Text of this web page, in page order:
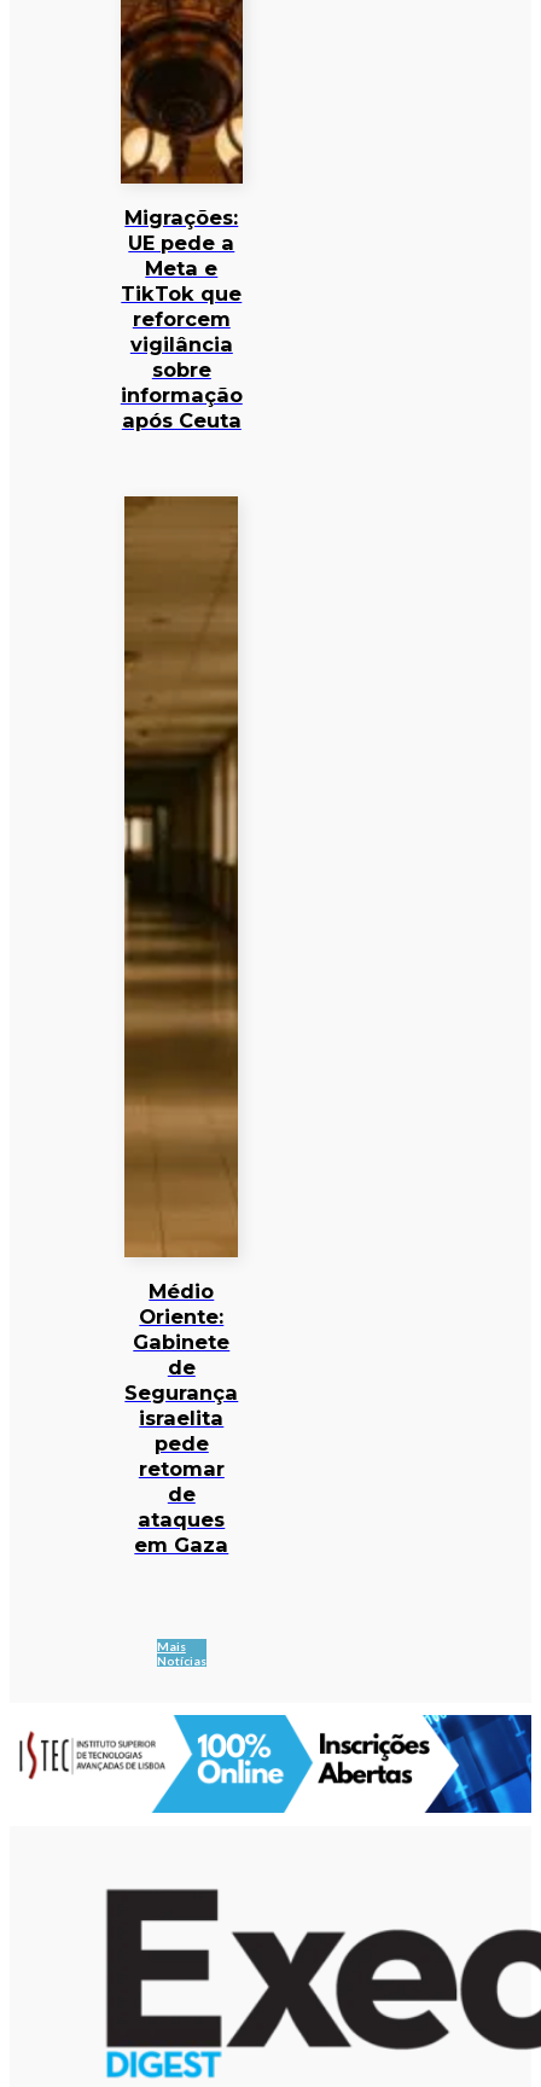
Migrações:
UE pede a
Meta e
TikTok que
reforcem
vigilância
sobre
informação
após Ceuta
Médio
Oriente:
Gabinete
de
Segurança
israelita
pede
retomar
de
ataques
em Gaza
Mais
Notícias